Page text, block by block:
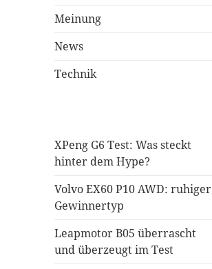
Meinung
News
Technik
XPeng G6 Test: Was steckt
hinter dem Hype?
Volvo EX60 P10 AWD: ruhiger
Gewinnertyp
Leapmotor B05 überrascht
und überzeugt im Test